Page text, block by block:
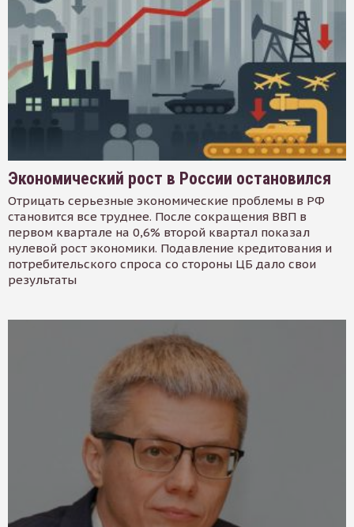
Экономический рост в России остановился
Отрицать серьезные экономические проблемы в РФ
становится все труднее. После сокращения ВВП в
первом квартале на 0,6% второй квартал показал
нулевой рост экономики. Подавление кредитования и
потребительского спроса со стороны ЦБ дало свои
результаты